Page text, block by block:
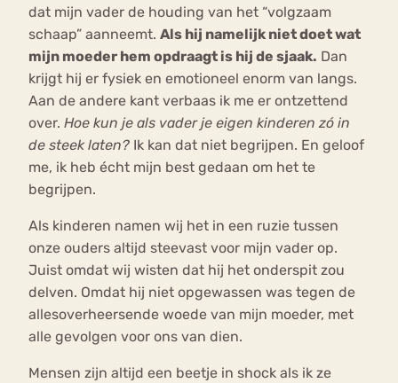
dat mijn vader de houding van het “volgzaam
schaap” aanneemt. Als hij namelijk niet doet wat
mijn moeder hem opdraagt is hij de sjaak. Dan
krijgt hij er fysiek en emotioneel enorm van langs.
Aan de andere kant verbaas ik me er ontzettend
over. Hoe kun je als vader je eigen kinderen zó in
de steek laten? Ik kan dat niet begrijpen. En geloof
me, ik heb écht mijn best gedaan om het te
begrijpen.
Als kinderen namen wij het in een ruzie tussen
onze ouders altijd steevast voor mijn vader op.
Juist omdat wij wisten dat hij het onderspit zou
delven. Omdat hij niet opgewassen was tegen de
allesoverheersende woede van mijn moeder, met
alle gevolgen voor ons van dien.
Mensen zijn altijd een beetje in shock als ik ze